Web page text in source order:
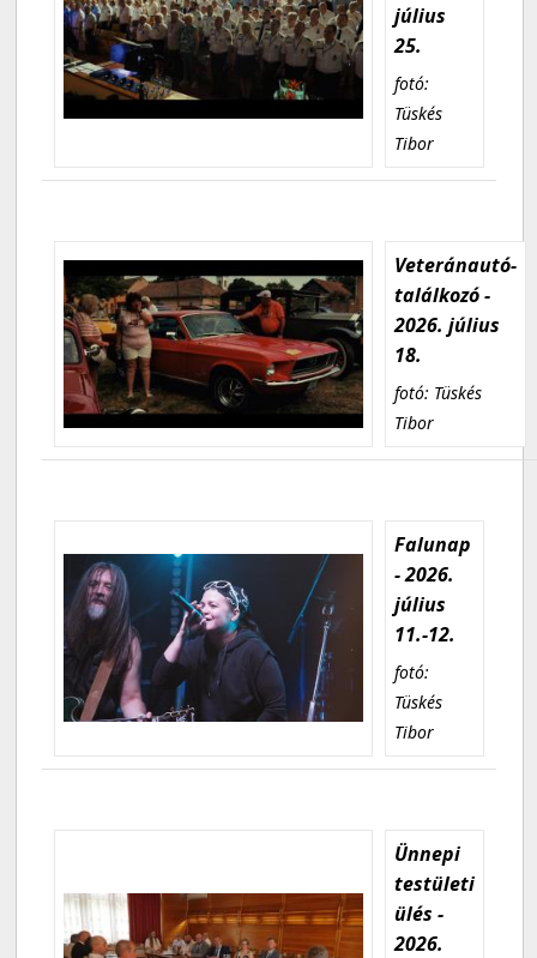
július
25.
fotó:
Tüskés
Tibor
Veteránautó-
találkozó -
2026. július
18.
fotó: Tüskés
Tibor
Falunap
- 2026.
július
11.-12.
fotó:
Tüskés
Tibor
Ünnepi
testületi
ülés -
2026.